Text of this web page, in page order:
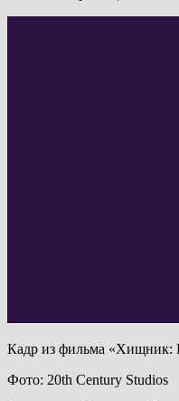
Кадр из фильма «Хищник:
Фото: 20th Century Studios